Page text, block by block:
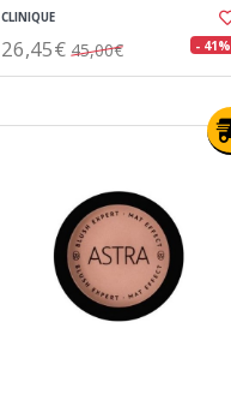
CLINIQUE
26,45€ 45,00€ - 41%